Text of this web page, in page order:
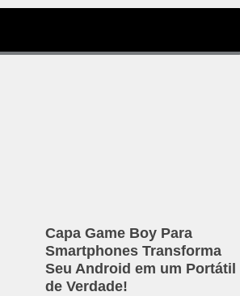
Capa Game Boy Para
Smartphones Transforma
Seu Android em um Portátil
de Verdade!